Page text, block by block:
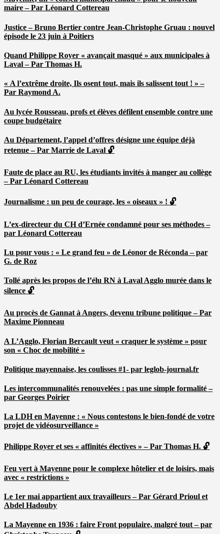
maire – Par Léonard Cottereau
Justice – Bruno Bertier contre Jean-Christophe Gruau : nouvel
épisode le 23 juin à Poitiers
Quand Philippe Royer « avançait masqué » aux municipales à
Laval – Par Thomas H.
« A l’extrême droite, Ils osent tout, mais ils salissent tout ! » –
Par Raymond A.
Au lycée Rousseau, profs et élèves défilent ensemble contre une
coupe budgétaire
Au Département, l’appel d’offres désigne une équipe déjà
retenue – Par Marrie de Laval 🔓
Faute de place au RU, les étudiants invités à manger au collège
– Par Léonard Cottereau
Journalisme : un peu de courage, les « oiseaux » ! 🔓
L’ex-directeur du CH d’Ernée condamné pour ses méthodes –
par Léonard Cottereau
Lu pour vous : « Le grand feu » de Léonor de Réconda – par
G. de Roz
Tollé après les propos de l’élu RN à Laval Agglo murée dans le
silence 🔓
Au procès de Gannat à Angers, devenu tribune politique – Par
Maxime Pionneau
A L’Agglo, Florian Bercault veut « craquer le système » pour
son « Choc de mobilité »
Politique mayennaise, les coulisses #1- par leglob-journal.fr
Les intercommunalités renouvelées : pas une simple formalité –
par Georges Poirier
La LDH en Mayenne : « Nous contestons le bien-fondé de votre
projet de vidéosurveillance »
Philippe Royer et ses « affinités électives » – Par Thomas H. 🔓
Feu vert à Mayenne pour le complexe hôtelier et de loisirs, mais
avec « restrictions »
Le 1er mai appartient aux travailleurs – Par Gérard Prioul et
Abdel Hadouby
La Mayenne en 1936 : faire Front populaire, malgré tout – par